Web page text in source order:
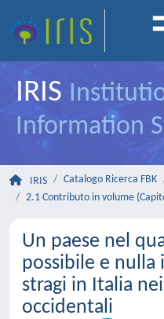
IRIS
Information
IRIS Catalogo Ricerca FBK
2.1 Contributo in volume
Un paese nel
possibile e nulla
stragi in Italia
occidentali